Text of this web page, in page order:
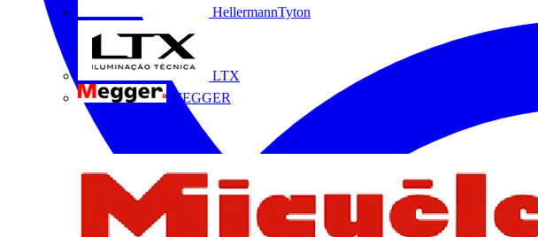
HellermannTyton
LTX
MEGGER